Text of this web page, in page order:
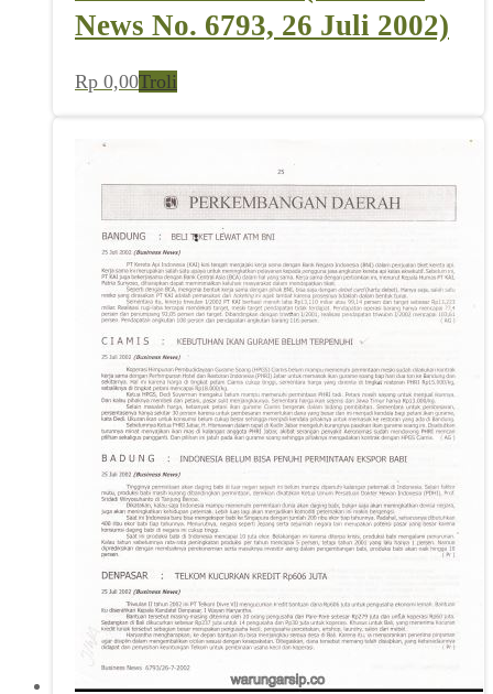
News No. 6793, 26 Juli 2002)
Rp 0,00Troli